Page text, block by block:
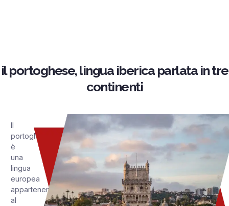
il portoghese, lingua iberica parlata in tre
continenti
Il
portoghese
è
una
lingua
europea
appartenente
al